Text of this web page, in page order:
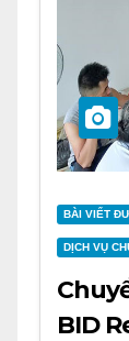
BÀI VIẾT
DỊCH VỤ
BID